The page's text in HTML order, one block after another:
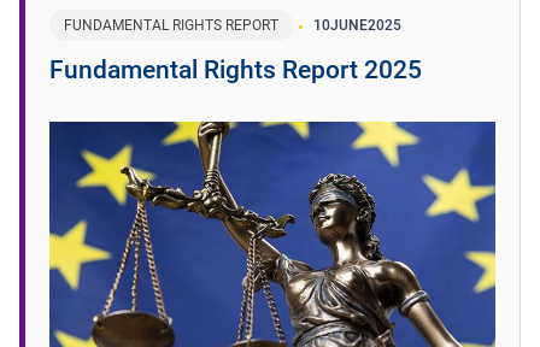
FUNDAMENTAL RIGHTS REPORT 10JUNE2025
Fundamental Rights Report 2025